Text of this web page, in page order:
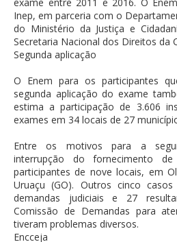
exame entre 2011 e 2016. O
Inep, em parceria com o
do Ministério da Justiça e
Secretaria Nacional dos Direitos da
Segunda aplicação
O Enem para os participantes
segunda aplicação do exame
estima a participação de 3.606
exames em 34 locais de 27
Entre os motivos para a
interrupção do fornecimento
participantes de nove locais, em
Uruaçu (GO). Outros cinco
demandas judiciais e 27
Comissão de Demandas para
tiveram problemas diversos.
Encceja